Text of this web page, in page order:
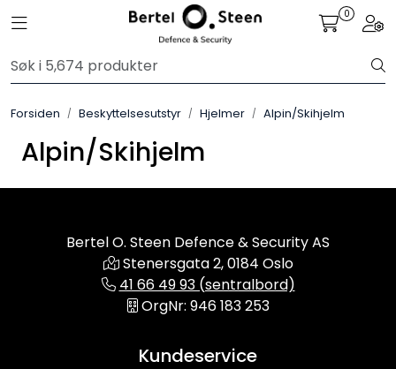
Skip to main content
Toggle navigation 0
Forsiden Beskyttelsesutstyr Hjelmer Alpin/Skihjelm
Alpin/Skihjelm
Bertel O. Steen Defence & Security AS
Stenersgata 2, 0184 Oslo
41 66 49 93 (sentralbord)
OrgNr: 946 183 253
Kundeservice
Sko
Bekledning
Lys og Lykter
Beskyttelsesutstyr
Bagger og sekker